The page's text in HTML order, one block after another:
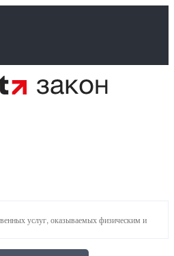
услуг, оказываемых физическим и